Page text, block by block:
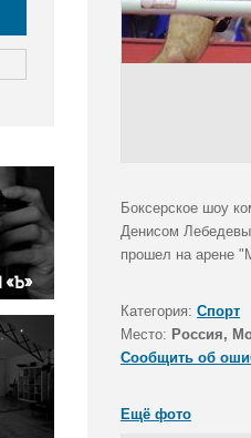
Боксерское шоу
Денисом
прошел на арене
Категория: Спорт
Место: Россия,
Сообщить об
Ещё фото